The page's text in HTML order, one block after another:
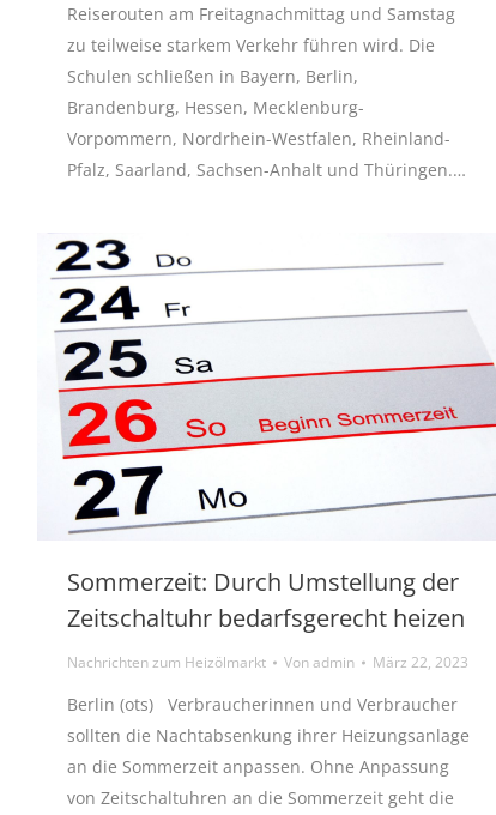
Reiserouten am Freitagnachmittag und Samstag
zu teilweise starkem Verkehr führen wird. Die
Schulen schließen in Bayern, Berlin,
Brandenburg, Hessen, Mecklenburg-
Vorpommern, Nordrhein-Westfalen, Rheinland-
Pfalz, Saarland, Sachsen-Anhalt und Thüringen.…
Sommerzeit: Durch Umstellung der
Zeitschaltuhr bedarfsgerecht heizen
Nachrichten zum Heizölmarkt Vonadmin März 22, 2023
Berlin (ots) Verbraucherinnen und Verbraucher
sollten die Nachtabsenkung ihrer Heizungsanlage
an die Sommerzeit anpassen. Ohne Anpassung
von Zeitschaltuhren an die Sommerzeit geht die